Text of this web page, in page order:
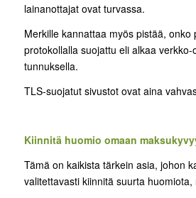
lainanottajat ovat turvassa.
Merkille kannattaa myös pistää, onko
protokollalla suojattu eli alkaa verkko-
tunnuksella.
TLS-suojatut sivustot ovat aina
Kiinnitä huomio omaan
Tämä on kaikista tärkein asia, johon
valitettavasti kiinnitä suurta huomiota,